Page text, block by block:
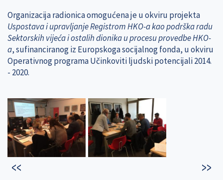
Organizacija radionica omogućena je u okviru projekta
Uspostava i upravljanje Registrom HKO-a kao podrška radu
Sektorskih vijeća i ostalih dionika u procesu provedbe HKO-
a, sufinanciranog iz Europskoga socijalnog fonda, u okviru
Operativnog programa Učinkoviti ljudski potencijali 2014.
- 2020.